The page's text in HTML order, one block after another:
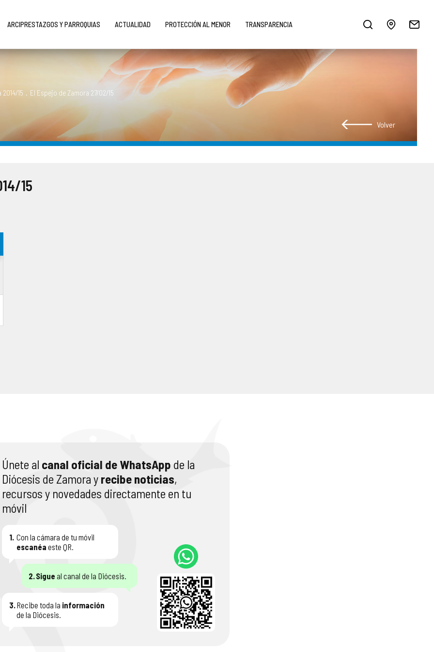
ARCIPRESTAZGOS Y PARROQUIAS ACTUALIDAD PROTECCIÓN AL MENOR TRANSPARENCIA
15 . El Espejo de Zamora 27/02/15
Volver
15
Únete al canal oficial de WhatsApp de la
Diócesis de Zamora y recibe noticias,
recursos y novedades directamente en tu
móvil
1. Con la cámara de tu móvil
escanéa este QR.
2.Sigue al canal de la Diócesis.
3.Recibe toda la información
de la Diócesis.